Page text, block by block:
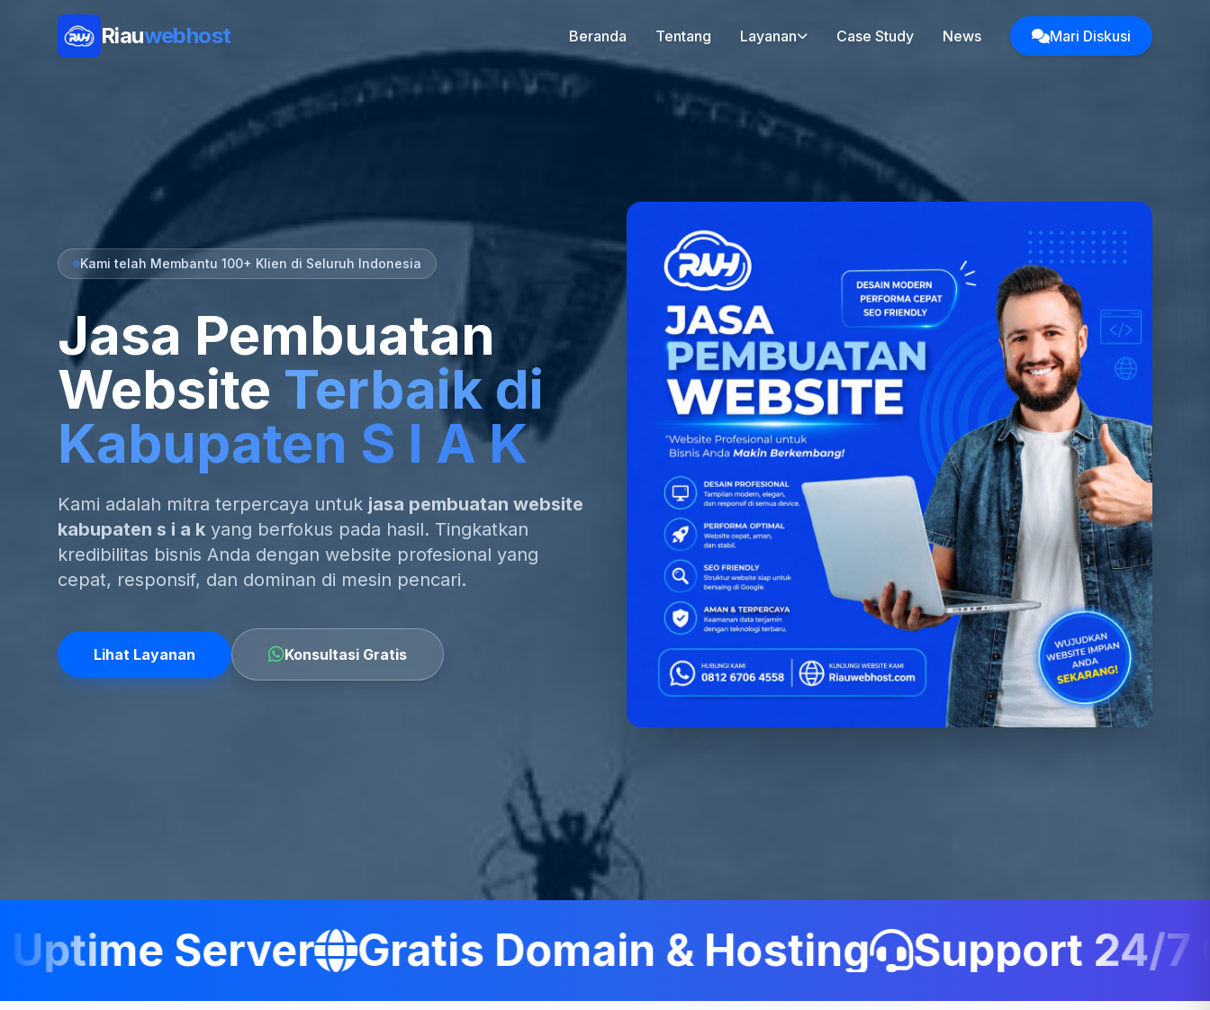
Riauwebhost Beranda Tentang Layanan Case Study News Mari Diskusi
Kami telah Membantu 100+ Klien di Seluruh Indonesia
Jasa Pembuatan
Website Terbaik di
Kabupaten S I A K
Kami adalah mitra terpercaya untuk jasa pembuatan website
kabupaten s i a k yang berfokus pada hasil. Tingkatkan
kredibilitas bisnis Anda dengan website profesional yang
cepat, responsif, dan dominan di mesin pencari.
Lihat Layanan Konsultasi Gratis
Server Gratis Domain & Hosting Support 24/7